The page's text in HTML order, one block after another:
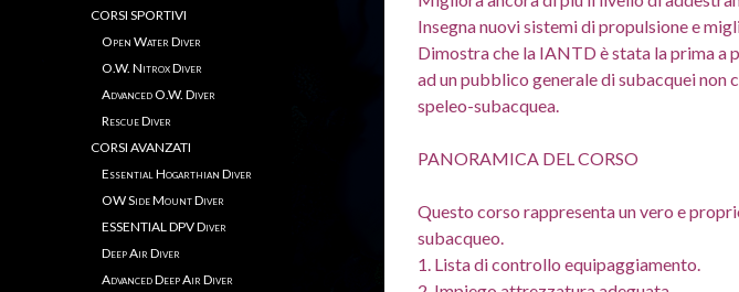
Insegna nuovi sistemi di propulsione e
Dimostra che la IANTD è stata la prima a
ad un pubblico generale di subacquei non
speleo-subacquea.
PANORAMICA DEL CORSO
Questo corso rappresenta un vero e
subacqueo.
1. Lista di controllo equipaggiamento.
CORSI SPORTIVI
Open Water Diver
O.W. Nitrox Diver
Advanced O.W. Diver
Rescue Diver
CORSI AVANZATI
Essential Hogarthian Diver
OW Side Mount Diver
ESSENTIAL DPV Diver
Deep Air Diver
Advanced Deep Air Diver